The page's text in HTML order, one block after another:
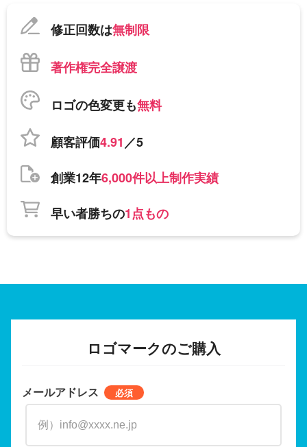
修正回数は無制限
著作権完全譲渡
ロゴの色変更も無料
顧客評価4.91／5
創業12年6,000件以上制作実績
早い者勝ちの1点もの
ロゴマークのご購入
メールアドレス